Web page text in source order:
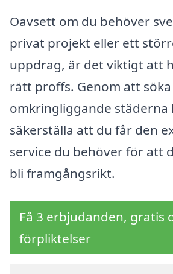
Oavsett om du behöver
privat projekt eller ett
uppdrag, är det viktigt att
rätt proffs. Genom att söka
omkringliggande städerna
säkerställa att du får den
service du behöver för att
bli framgångsrikt.
Få 3 erbjudanden, gratis
förpliktelser